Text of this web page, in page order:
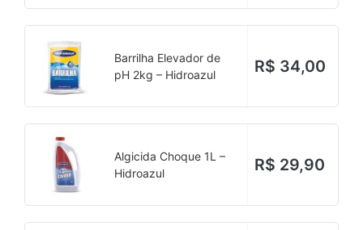
Barrilha Elevador de
pH 2kg – Hidroazul
R$ 34,00
Algicida Choque 1L –
Hidroazul
R$ 29,90